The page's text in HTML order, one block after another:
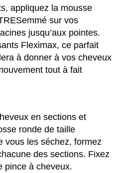
appliquez la mousse
sur vos
jusqu’aux pointes.
Fleximax, ce parfait
à donner à vos cheveux
tout à fait
en sections et
ronde de taille
vous les séchez, formez
des sections. Fixez
pince à cheveux.